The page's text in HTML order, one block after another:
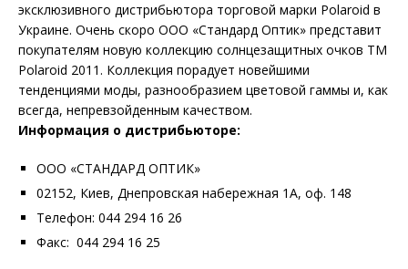
эксклюзивного дистрибьютора торговой марки Polaroid в
Украине. Очень скоро ООО «Стандард Оптик» представит
покупателям новую коллекцию солнцезащитных очков ТМ
Polaroid 2011. Коллекция порадует новейшими
тенденциями моды, разнообразием цветовой гаммы и, как
всегда, непревзойденным качеством.
Информация о дистрибьюторе:
ООО «СТАНДАРД ОПТИК»
02152, Киев, Днепровская набережная 1А, оф. 148
Телефон: 044 294 16 26
Факс: 044 294 16 25